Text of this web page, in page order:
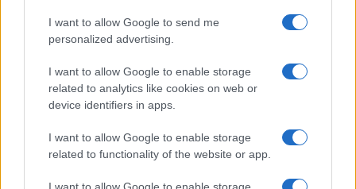
I want to allow Google to send me
personalized advertising.
I want to allow Google to enable storage
related to analytics like cookies on web or
device identifiers in apps.
I want to allow Google to enable storage
related to functionality of the website or app.
Un Paese post-storico
Prova di questa realtà inconfutabile è che solo le
conflitto mondiale parlano diesplicite cessioni
di sovranitàa favore di organismi internazionali
(cfr. Mario Losano,“Le tre costituzioni pacifiste”